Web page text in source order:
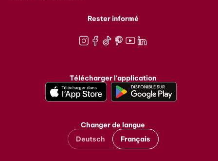
Rester informé
Télécharger l'application
Changer de langue
Deutsch
Français